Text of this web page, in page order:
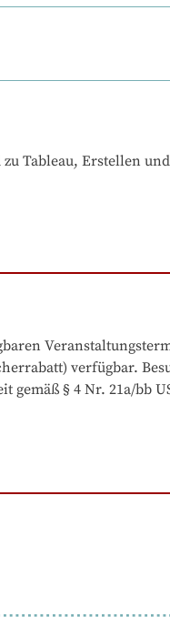
Tableau, Erstellen
verfügbar.
§ 4 Nr. 21a/bb